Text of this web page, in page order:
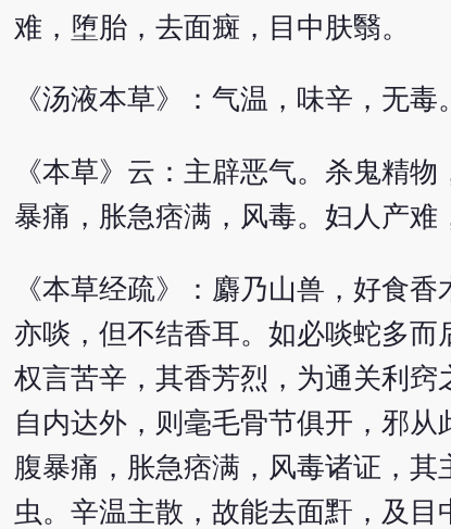
难，堕胎，去面癍，目中肤翳。
《汤液本草》：气温，味辛，无毒。
《本草》云：主辟恶气。杀鬼精
暴痛，胀急痞满，风毒。妇人产难
《本草经疏》：麝乃山兽，好食
亦啖，但不结香耳。如必啖蛇多
权言苦辛，其香芳烈，为通关利窍
自内达外，则毫毛骨节俱开，邪
腹暴痛，胀急痞满，风毒诸证，
虫。辛温主散，故能去面䵟，及